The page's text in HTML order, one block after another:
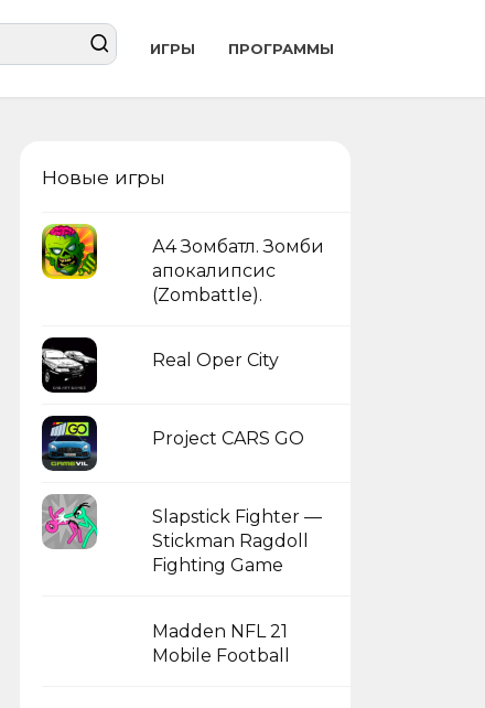
ИГРЫ ПРОГРАММЫ
Новые игры
А4 Зомбатл. Зомби
апокалипсис
(Zombattle).
Real Oper City
Project CARS GO
Slapstick Fighter —
Stickman Ragdoll
Fighting Game
Madden NFL 21
Mobile Football